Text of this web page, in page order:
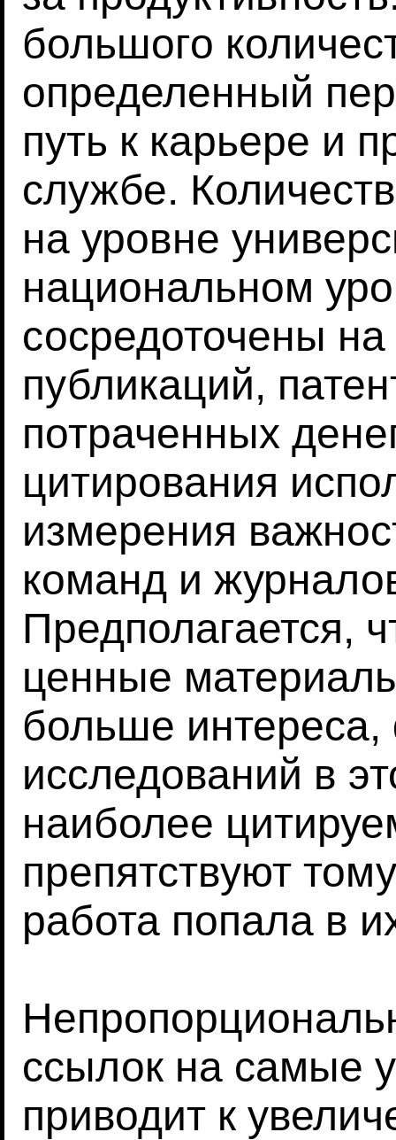
большого
определенный
путь к карьере и
службе.
на уровне
национальном
сосредоточены
публикаций,
потраченных
цитирования
измерения
команд и
Предполагается,
ценные
больше
исследований в
наиболее
препятствуют
работа попала в
ссылок на самые
приводит к